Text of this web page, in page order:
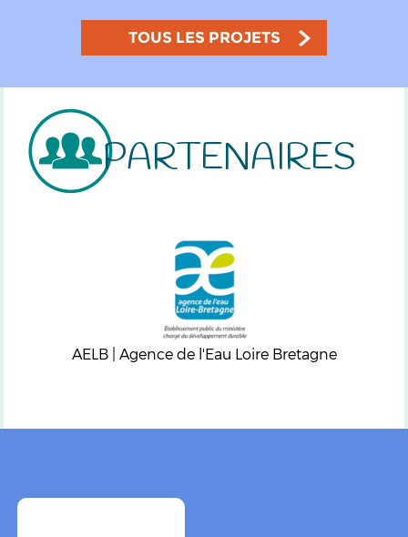
TOUS LES PROJETS
PARTENAIRES
AELB | Agence de l'Eau Loire Bretagne